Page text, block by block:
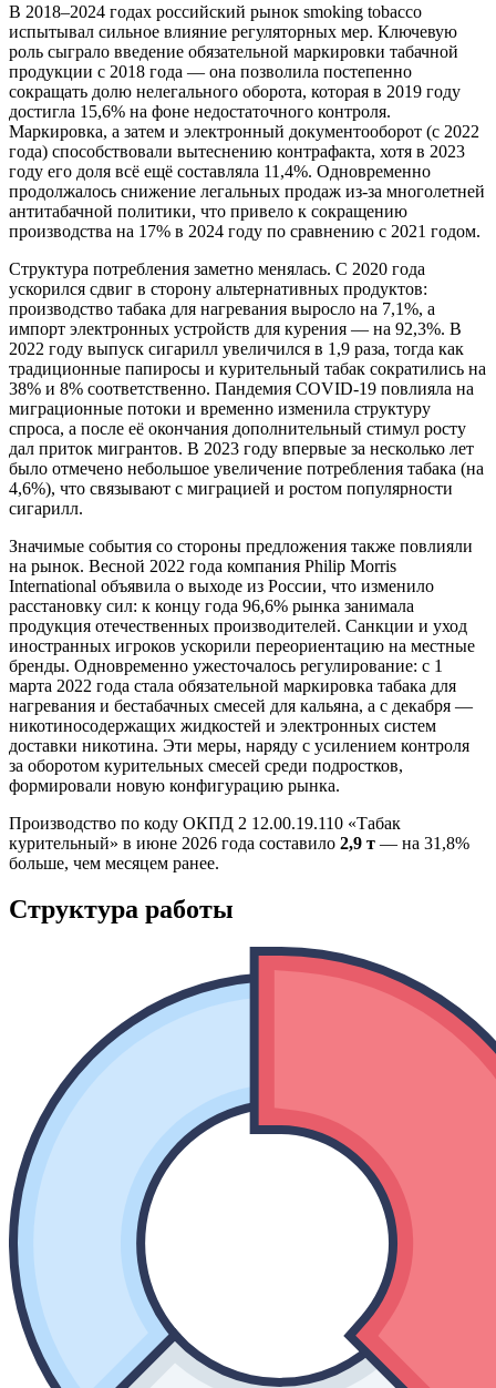
В 2018–2024 годах российский рынок smoking tobacco
испытывал сильное влияние регуляторных мер. Ключевую
роль сыграло введение обязательной маркировки табачной
продукции с 2018 года — она позволила постепенно
сокращать долю нелегального оборота, которая в 2019 году
достигла 15,6% на фоне недостаточного контроля.
Маркировка, а затем и электронный документооборот (с 2022
года) способствовали вытеснению контрафакта, хотя в 2023
году его доля всё ещё составляла 11,4%. Одновременно
продолжалось снижение легальных продаж из-за многолетней
антитабачной политики, что привело к сокращению
производства на 17% в 2024 году по сравнению с 2021 годом.
Структура потребления заметно менялась. С 2020 года
ускорился сдвиг в сторону альтернативных продуктов:
производство табака для нагревания выросло на 7,1%, а
импорт электронных устройств для курения — на 92,3%. В
2022 году выпуск сигарилл увеличился в 1,9 раза, тогда как
традиционные папиросы и курительный табак сократились на
38% и 8% соответственно. Пандемия COVID-19 повлияла на
миграционные потоки и временно изменила структуру
спроса, а после её окончания дополнительный стимул росту
дал приток мигрантов. В 2023 году впервые за несколько лет
было отмечено небольшое увеличение потребления табака (на
4,6%), что связывают с миграцией и ростом популярности
сигарилл.
Значимые события со стороны предложения также повлияли
на рынок. Весной 2022 года компания Philip Morris
International объявила о выходе из России, что изменило
расстановку сил: к концу года 96,6% рынка занимала
продукция отечественных производителей. Санкции и уход
иностранных игроков ускорили переориентацию на местные
бренды. Одновременно ужесточалось регулирование: с 1
марта 2022 года стала обязательной маркировка табака для
нагревания и бестабачных смесей для кальяна, а с декабря —
никотиносодержащих жидкостей и электронных систем
доставки никотина. Эти меры, наряду с усилением контроля
за оборотом курительных смесей среди подростков,
формировали новую конфигурацию рынка.
Производство по коду ОКПД 2 12.00.19.110 «Табак
курительный» в июне 2026 года составило 2,9 т — на 31,8%
больше, чем месяцем ранее.
Структура работы